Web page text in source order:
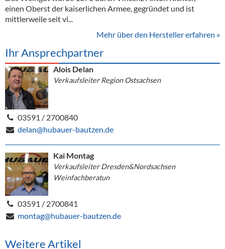
einen Oberst der kaiserlichen Armee, gegründet und ist
mittlerweile seit vi...
Mehr über den Hersteller erfahren »
Ihr Ansprechpartner
Alois Delan
Verkaufsleiter Region Ostsachsen
03591 / 2700840
delan@hubauer-bautzen.de
Kai Montag
Verkaufsleiter Dresden&Nordsachsen
Weinfachberatun
03591 / 2700841
montag@hubauer-bautzen.de
Weitere Artikel